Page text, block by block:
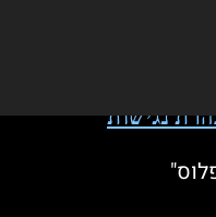
נגישות